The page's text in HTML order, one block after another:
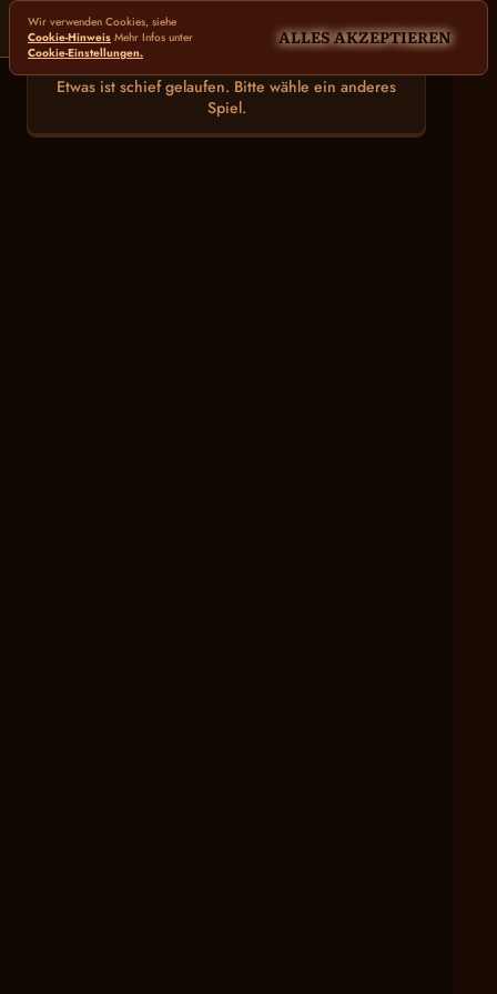
Etwas ist schief gelaufen. Bitte wähle ein anderes
Spiel.
Wir verwenden Cookies, siehe
Cookie-Hinweis Mehr Infos unter
Cookie-Einstellungen.
ALLES AKZEPTIEREN